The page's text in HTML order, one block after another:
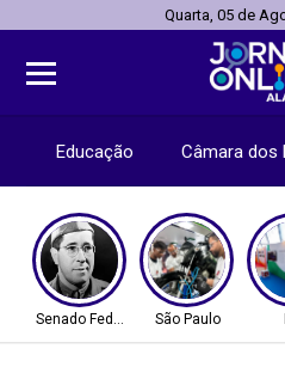
Quarta, 05 de
Educação Câmara dos
Senado Federal São Paulo